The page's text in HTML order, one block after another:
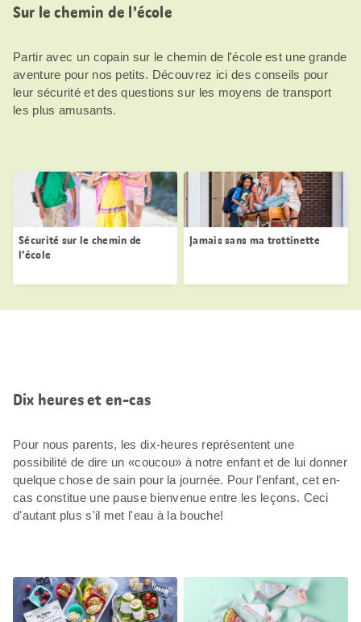
Sur le chemin de l’école
Partir avec un copain sur le chemin de l'école est une grande
aventure pour nos petits. Découvrez ici des conseils pour
leur sécurité et des questions sur les moyens de transport
les plus amusants.
Sécurité sur le chemin de
l’école
Jamais sans ma trottinette
Dix heures et en-cas
Pour nous parents, les dix-heures représentent une
possibilité de dire un «coucou» à notre enfant et de lui donner
quelque chose de sain pour la journée. Pour l’enfant, cet en-
cas constitue une pause bienvenue entre les leçons. Ceci
d'autant plus s'il met l'eau à la bouche!